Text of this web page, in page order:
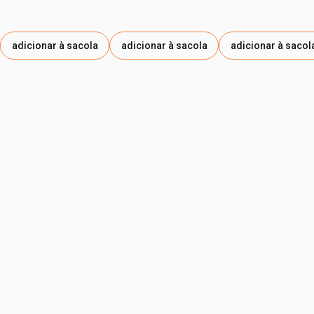
adicionar à sacola adicionar à sacola adicionar à